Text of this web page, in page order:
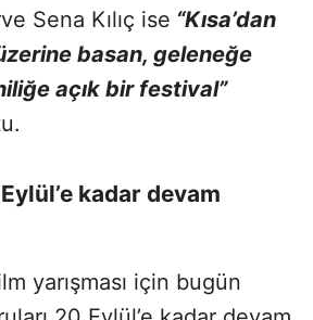
Sena Kılıç ise “Kısa’dan
basan, geleneğe
açık bir festival”
kadar devam
yarışması için bugün